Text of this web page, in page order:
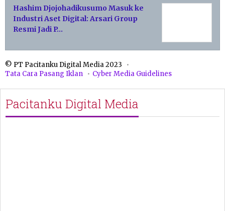
Hashim Djojohadikusumo Masuk ke
Industri Aset Digital: Arsari Group
Resmi Jadi P…
© PT Pacitanku Digital Media 2023
Tata Cara Pasang Iklan
Cyber Media Guidelines
Pacitanku Digital Media